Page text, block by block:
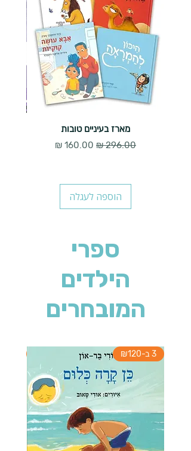
מארז בעיניים טובות
מחיר רגיל
מחיר מבצע
הוספה לעגלה
ספרי
הילדים
המובחרים
3 ב-₪120